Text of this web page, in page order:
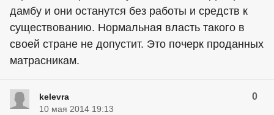
дамбу и они останутся без работы и средств к
существованию. Нормальная власть такого в
своей стране не допустит. Это почерк проданных
матрасникам.
kelevra 0
10 мая 2014 19:13